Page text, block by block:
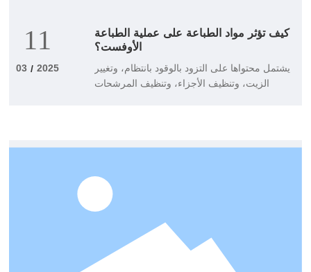
كيف تؤثر مواد الطباعة على عملية الطباعة
الأوفست؟
يشتمل محتواها على التزود بالوقود بانتظام، وتغيير
الزيت، وتنظيف الأجزاء، وتنظيف المرشحات
11
2025
/
03